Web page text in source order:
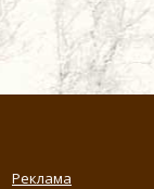
Реклама